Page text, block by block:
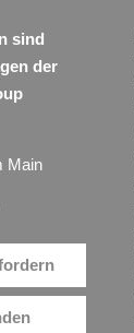
sind
der
Main